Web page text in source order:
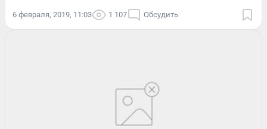
6 февраля, 2019, 11:03 1 107 Обсудить